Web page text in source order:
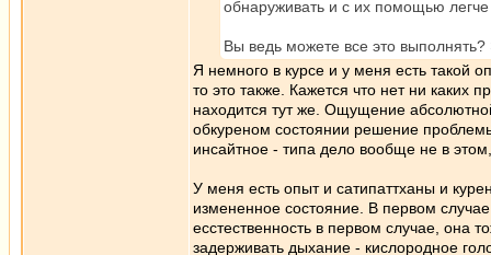
обнаруживать и с их помощью легче
Вы ведь можете все это
Я немного в курсе и у меня есть такой
то это также. Кажется что нет ни каких
находится тут же. Ощущение
обкуреном состоянии решение
инсайтное - типа дело вообще не в
У меня есть опыт и сатипаттханы и
измененное состояние. В первом
есстественность в первом случае, она
задерживать дыхание - кислородное